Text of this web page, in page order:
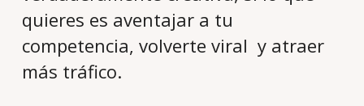
quieres es aventajar a tu
competencia, volverte viral y atraer
más tráfico.